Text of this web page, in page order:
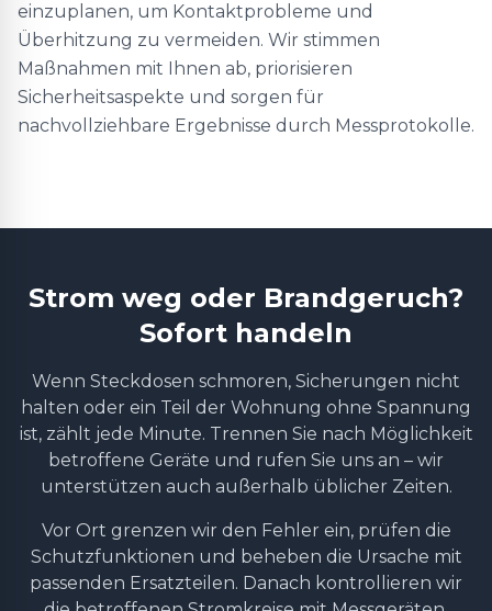
einzuplanen, um Kontaktprobleme und
Überhitzung zu vermeiden. Wir stimmen
Maßnahmen mit Ihnen ab, priorisieren
Sicherheitsaspekte und sorgen für
nachvollziehbare Ergebnisse durch Messprotokolle.
Strom weg oder Brandgeruch?
Sofort handeln
Wenn Steckdosen schmoren, Sicherungen nicht
halten oder ein Teil der Wohnung ohne Spannung
ist, zählt jede Minute. Trennen Sie nach Möglichkeit
betroffene Geräte und rufen Sie uns an – wir
unterstützen auch außerhalb üblicher Zeiten.
Vor Ort grenzen wir den Fehler ein, prüfen die
Schutzfunktionen und beheben die Ursache mit
passenden Ersatzteilen. Danach kontrollieren wir